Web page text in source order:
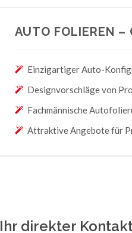
AUTO FOLIEREN –
Einzigartiger Auto-
Designvorschläge von
Fachmännische
Attraktive Angebote für
Ihr direkter